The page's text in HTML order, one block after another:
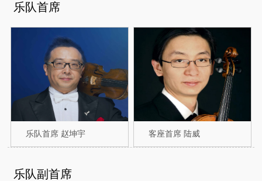
乐队首席
乐队首席 赵坤宇 客座首席 陆威
乐队副首席